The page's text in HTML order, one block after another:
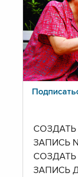
ЗАПИСЬ
ЗАПИСЬ